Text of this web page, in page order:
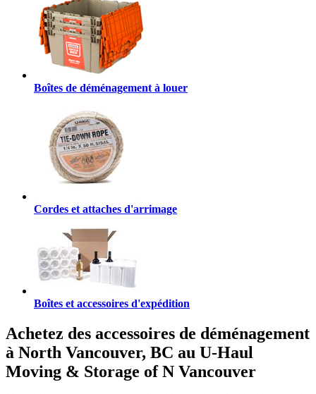
Boîtes de déménagement à louer
Cordes et attaches d'arrimage
Boîtes et accessoires d'expédition
Achetez des accessoires de déménagement
à North Vancouver, BC au U-Haul
Moving & Storage of N Vancouver